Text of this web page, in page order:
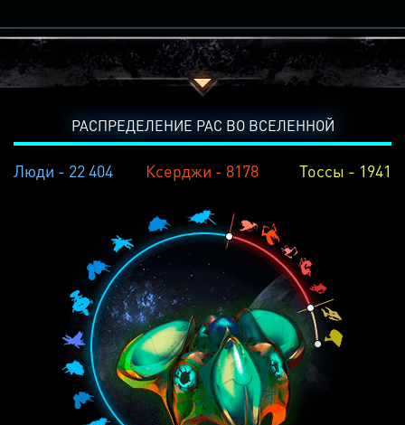
РАСПРЕДЕЛЕНИЕ РАС ВО ВСЕЛЕННОЙ
Люди - 22 404 Ксерджи - 8178 Тоссы - 1941